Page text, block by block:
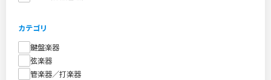
カテゴリ
鍵盤楽器
弦楽器
管楽器／打楽器